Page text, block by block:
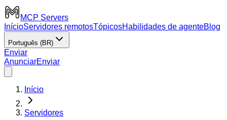
MCP Servers
InícioServidores remotosTópicosHabilidades de agenteBlog
Português (BR)
Enviar
AnunciarEnviar
Início
Servidores